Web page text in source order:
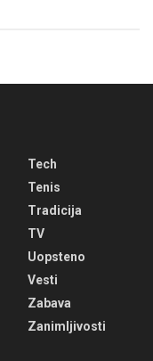
Tech
Tenis
Tradicija
TV
Uopsteno
Vesti
Zabava
Zanimljivosti